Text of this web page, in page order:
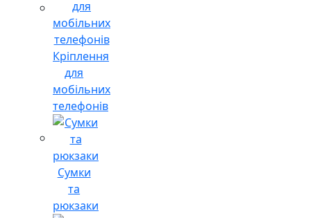
Кріплення
для
мобільних
телефонів
Сумки
та
рюкзаки